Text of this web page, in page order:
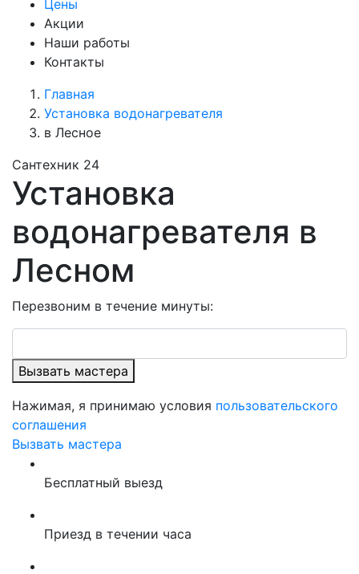
Цены
Акции
Наши работы
Контакты
Главная
Установка водонагревателя
в Лесное
Сантехник 24
Установка
водонагревателя в
Лесном
Перезвоним в течение минуты:
Вызвать мастера
Нажимая, я принимаю условия пользовательского
соглашения
Вызвать мастера
Бесплатный выезд
Приезд в течении часа